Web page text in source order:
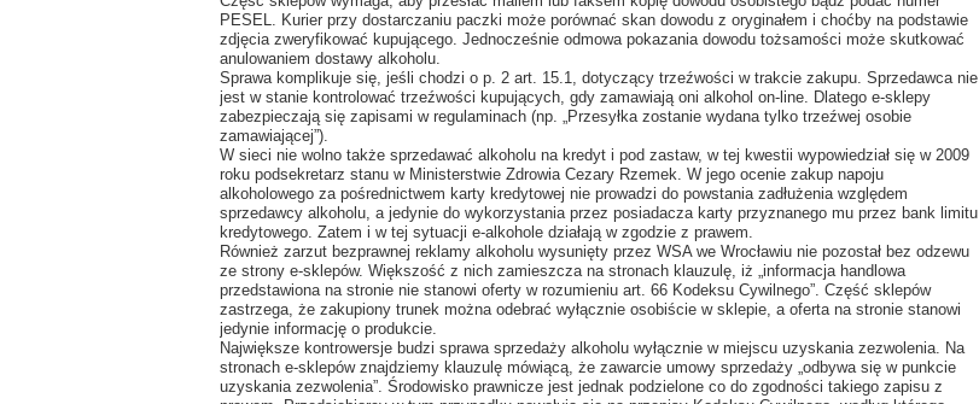
PESEL. Kurier przy dostarczaniu paczki może porównać skan dowodu z oryginałem i choćby na podstawie
zdjęcia zweryfikować kupującego. Jednocześnie odmowa pokazania dowodu tożsamości może skutkować
anulowaniem dostawy alkoholu.
Sprawa komplikuje się, jeśli chodzi o p. 2 art. 15.1, dotyczący trzeźwości w trakcie zakupu. Sprzedawca nie
jest w stanie kontrolować trzeźwości kupujących, gdy zamawiają oni alkohol on-line. Dlatego e-sklepy
zabezpieczają się zapisami w regulaminach (np. „Przesyłka zostanie wydana tylko trzeźwej osobie
zamawiającej”).
W sieci nie wolno także sprzedawać alkoholu na kredyt i pod zastaw, w tej kwestii wypowiedział się w 2009
roku podsekretarz stanu w Ministerstwie Zdrowia Cezary Rzemek. W jego ocenie zakup napoju
alkoholowego za pośrednictwem karty kredytowej nie prowadzi do powstania zadłużenia względem
sprzedawcy alkoholu, a jedynie do wykorzystania przez posiadacza karty przyznanego mu przez bank limitu
kredytowego. Zatem i w tej sytuacji e-alkohole działają w zgodzie z prawem.
Również zarzut bezprawnej reklamy alkoholu wysunięty przez WSA we Wrocławiu nie pozostał bez odzewu
ze strony e-sklepów. Większość z nich zamieszcza na stronach klauzulę, iż „informacja handlowa
przedstawiona na stronie nie stanowi oferty w rozumieniu art. 66 Kodeksu Cywilnego”. Część sklepów
zastrzega, że zakupiony trunek można odebrać wyłącznie osobiście w sklepie, a oferta na stronie stanowi
jedynie informację o produkcie.
Największe kontrowersje budzi sprawa sprzedaży alkoholu wyłącznie w miejscu uzyskania zezwolenia. Na
stronach e-sklepów znajdziemy klauzulę mówiącą, że zawarcie umowy sprzedaży „odbywa się w punkcie
uzyskania zezwolenia”. Środowisko prawnicze jest jednak podzielone co do zgodności takiego zapisu z